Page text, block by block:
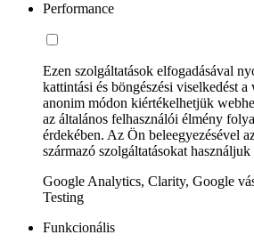
Performance
Ezen szolgáltatások elfogadásával
kattintási és böngészési viselkedést
anonim módon kiértékelhetjük
az általános felhasználói élmény
érdekében. Az Ön beleegyezésével
származó szolgáltatásokat
Google Analytics, Clarity, Google
Testing
Funkcionális